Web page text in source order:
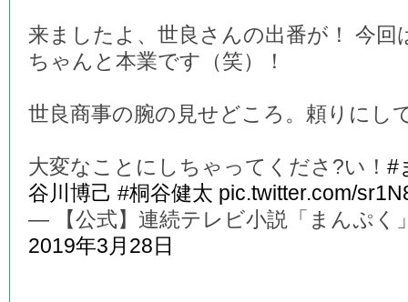
来ましたよ、世良さんの出番が！ 今回
ちゃんと本業です（笑）！
世良商事の腕の見せどころ。頼りにし
大変なことにしちゃってくださ?い！ #
谷川博己 #桐谷健太 pic.twitter.com/
— 【公式】連続テレビ小説「まんぷく
2019年3月28日